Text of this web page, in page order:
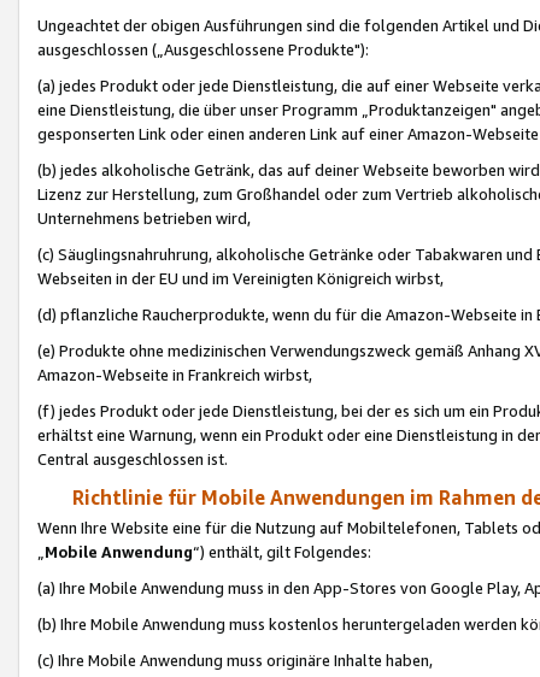
Ungeachtet der obigen Ausführungen sind die folgenden Artikel und
ausgeschlossen („Ausgeschlossene Produkte"):
(a) jedes Produkt oder jede Dienstleistung, die auf einer Webseite
eine Dienstleistung, die über unser Programm „Produktanzeigen"
gesponserten Link oder einen anderen Link auf einer Amazon-
(b) jedes alkoholische Getränk, das auf deiner Webseite beworben
Lizenz zur Herstellung, zum Großhandel oder zum Vertrieb
Unternehmens betrieben wird,
(c) Säuglingsnahruhrung, alkoholische Getränke oder Tabakwaren
Webseiten in der EU und im Vereinigten Königreich wirbst,
(d) pflanzliche Raucherprodukte, wenn du für die Amazon-Webseite in
(e) Produkte ohne medizinischen Verwendungszweck gemäß Anhang
Amazon-Webseite in Frankreich wirbst,
(f) jedes Produkt oder jede Dienstleistung, bei der es sich um ein
erhältst eine Warnung, wenn ein Produkt oder eine Dienstleistung in
Central ausgeschlossen ist.
Richtlinie für Mobile Anwendungen im Rahmen
Wenn Ihre Website eine für die Nutzung auf Mobiltelefonen, Tablets
„Mobile Anwendung“) enthält, gilt Folgendes:
(a) Ihre Mobile Anwendung muss in den App-Stores von Google Play,
(b) Ihre Mobile Anwendung muss kostenlos heruntergeladen werden
(c) Ihre Mobile Anwendung muss originäre Inhalte haben,